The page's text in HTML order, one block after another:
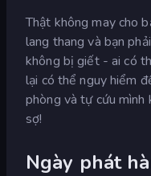
Thật không may cho
lang thang và bạn
không bị giết - ai có
lại có thể nguy hiểm
phòng và tự cứu mình
sợ!
Ngày phát